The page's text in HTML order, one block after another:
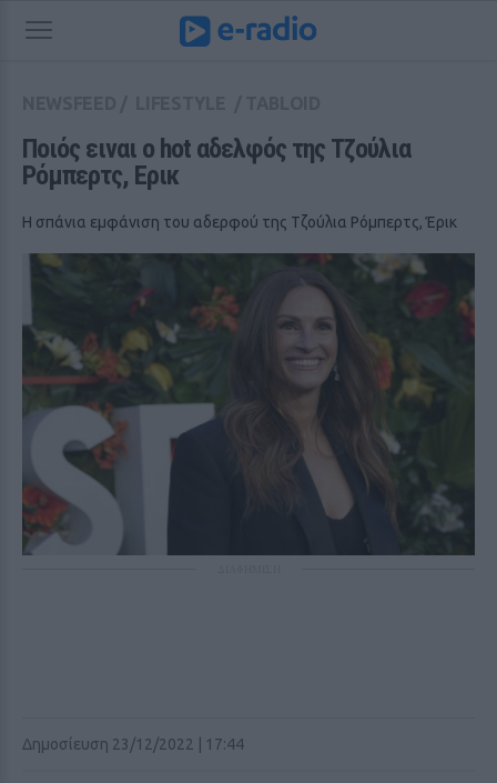
Ποιός ειναι ο hot αδελφός της Τζούλια
Ρόμπερτς, Ερικ
Η σπάνια εμφάνιση του αδερφού της Τζούλια Ρόμπερτς, Έρικ
Δημοσίευση 23/12/2022 | 17:44